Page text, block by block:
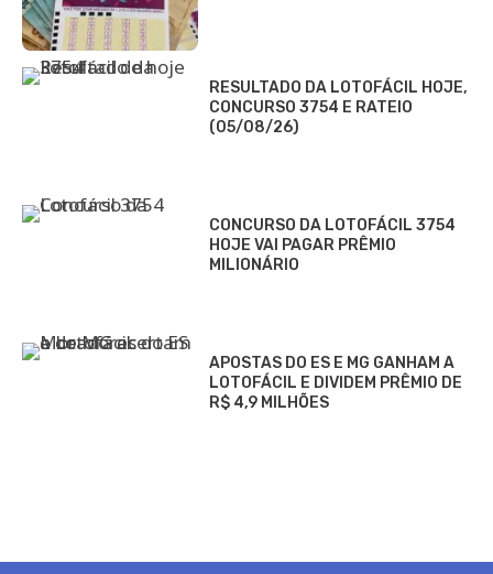
RESULTADO DA LOTOFÁCIL HOJE,
CONCURSO 3754 E RATEIO
(05/08/26)
CONCURSO DA LOTOFÁCIL 3754
HOJE VAI PAGAR PRÊMIO
MILIONÁRIO
APOSTAS DO ES E MG GANHAM A
LOTOFÁCIL E DIVIDEM PRÊMIO DE
R$ 4,9 MILHÕES